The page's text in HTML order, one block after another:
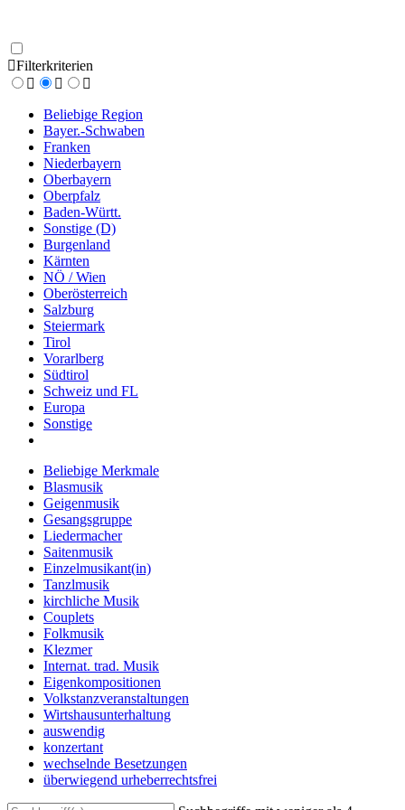
Filterkriterien
Beliebige Region
Bayer.-Schwaben
Franken
Niederbayern
Oberbayern
Oberpfalz
Baden-Württ.
Sonstige (D)
Burgenland
Kärnten
NÖ / Wien
Oberösterreich
Salzburg
Steiermark
Tirol
Vorarlberg
Südtirol
Schweiz und FL
Europa
Sonstige
Beliebige Merkmale
Blasmusik
Geigenmusik
Gesangsgruppe
Liedermacher
Saitenmusik
Einzelmusikant(in)
Tanzlmusik
kirchliche Musik
Couplets
Folkmusik
Klezmer
Internat. trad. Musik
Eigenkompositionen
Volkstanzveranstaltungen
Wirtshausunterhaltung
auswendig
konzertant
wechselnde Besetzungen
überwiegend urheberrechtsfrei